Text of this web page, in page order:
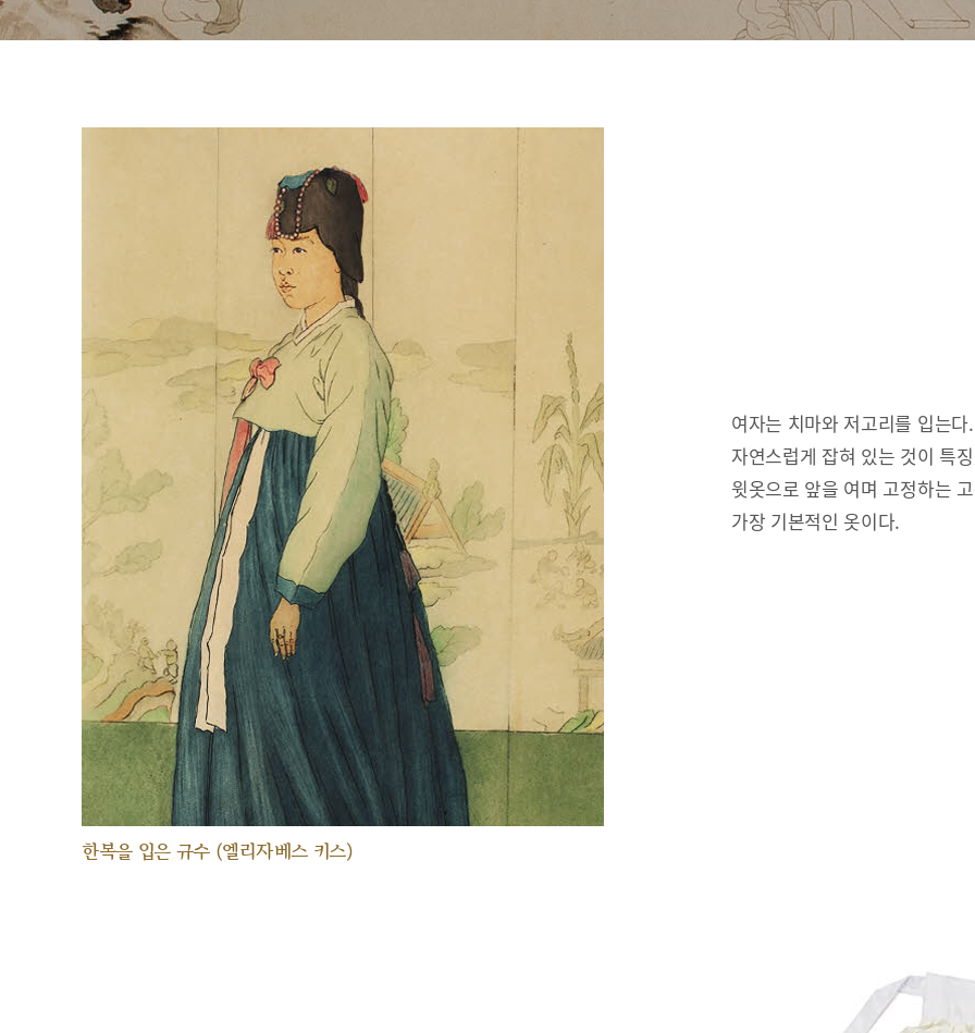
한복을 입은 규수 (엘리자베스 키스)
여자는 치마와 저고리를 입는
자연스럽게 잡혀 있는 것이 특
윗옷으로 앞을 여며 고정하는
가장 기본적인 옷이다.